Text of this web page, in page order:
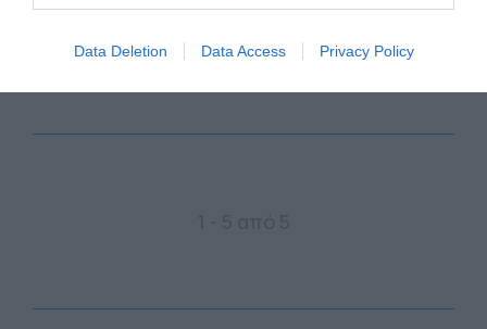
Data Deletion Data Access Privacy Policy
9 Νοεμβρίου 2018